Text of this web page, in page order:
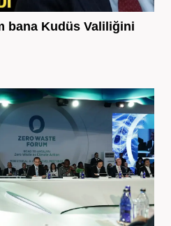
bana Kudüs Valiliğini